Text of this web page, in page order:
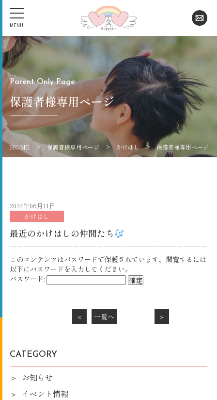
Parent Only Page
保護者様専用ページ
HOME > 保護者様専用ページ > かけはし > 保護者様専用ページ
2024年06月11日
かけはし
最近のかけはしの仲間たち
このコンテンツはパスワードで保護されています。閲覧するには
以下にパスワードを入力してください。
パスワード:
＜ 一覧へ ＞
CATEGORY
お知らせ
イベント情報